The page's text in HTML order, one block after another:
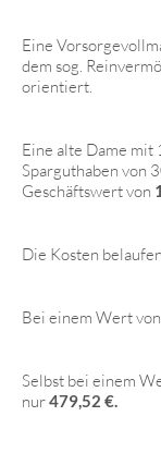
Eine
dem sog.
orientiert.
Eine alte Dame mit
Sparguthaben von
Geschäftswert von
Die Kosten
Bei einem Wert von
Selbst bei einem
nur479,52 €.